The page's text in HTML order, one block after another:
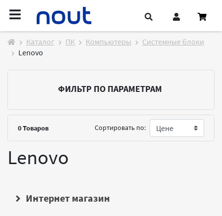
Каталог ПК Компьютеры
Системные блоки
Lenovo
ФИЛЬТР ПО ПАРАМЕТРАМ
0Товаров Сортировать по:
Lenovo
Интернет магазин